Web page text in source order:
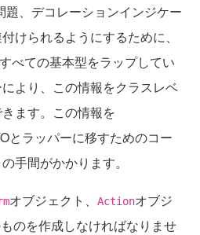
、デコレーションインジケー
けられるようにするために、
べての基本型をラップしてい
より、この情報をクラスレベ
ます。この情報を
とラッパーに移すためのコー
手間がかかります。
オブジェクト、 Actionオブジ
のを作成しなければなりませ